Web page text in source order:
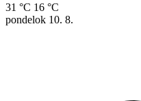
31 °C 16 °C
pondelok 10. 8.